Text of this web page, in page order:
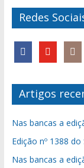
Redes
Artigos
Nas bancas a
Edição nº 1388
Nas bancas a